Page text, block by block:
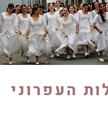
העפרוני